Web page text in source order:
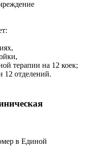
терапии на 12 коек;
12 отделений.
в Единой